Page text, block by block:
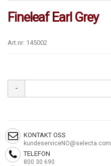
Fineleaf Earl Grey
Art.nr: 145002
KONTAKT OSS
kundeserviceNO@selecta.com
TELEFON
800 30 690